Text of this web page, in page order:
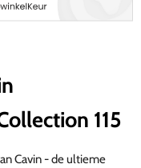
115
Cavin - de ultieme